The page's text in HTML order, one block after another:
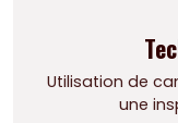
Utilisation de
une